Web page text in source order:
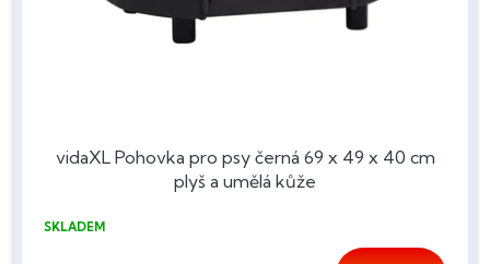
vidaXL Pohovka pro psy černá 69 x 49 x 40 cm
plyš a umělá kůže
SKLADEM